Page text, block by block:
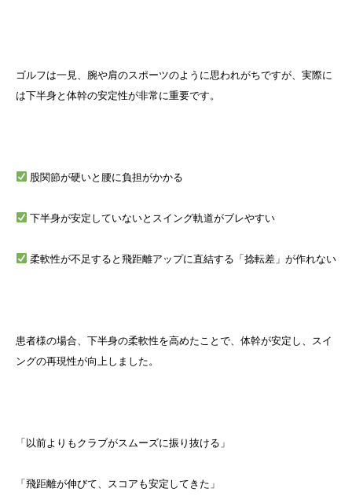
ゴルフは一見、腕や肩のスポーツのように思われがちですが、実際に
は下半身と体幹の安定性が非常に重要です。
股関節が硬いと腰に負担がかかる
下半身が安定していないとスイング軌道がブレやすい
柔軟性が不足すると飛距離アップに直結する「捻転差」が作れない
患者様の場合、下半身の柔軟性を高めたことで、体幹が安定し、スイ
ングの再現性が向上しました。
「以前よりもクラブがスムーズに振り抜ける」
「飛距離が伸びて、スコアも安定してきた」